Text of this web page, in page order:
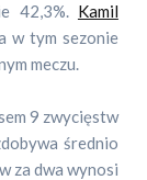
42,3%. Kamil
w tym sezonie
meczu.
9 zwycięstw
średnio
za dwa wynosi